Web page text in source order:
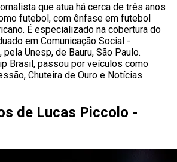
que atua há cerca de três anos
futebol, com ênfase em futebol
É especializado na cobertura do
em Comunicação Social -
Unesp, de Bauru, São Paulo.
Brasil, passou por veículos como
Chuteira de Ouro e Notícias
de Lucas Piccolo -